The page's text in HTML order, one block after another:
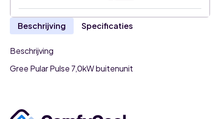
Beschrijving Specificaties
Beschrijving
Gree Pular Pulse 7,0kW buitenunit